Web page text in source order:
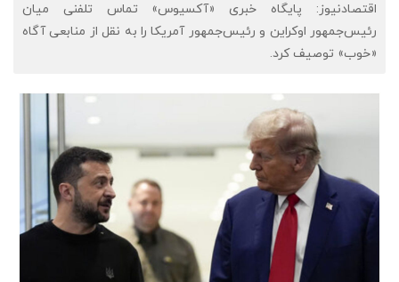
اقتصادنیوز: پایگاه خبری «آکسیوس» تماس تلفنی میان
رئیس‌جمهور اوکراین و رئیس‌جمهور آمریکا را به نقل از منابعی آگاه
«خوب» توصیف کرد.